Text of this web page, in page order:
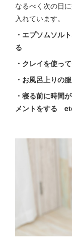
なるべく次の日
入れています。
・エプソムソル
る
・クレイを使っ
・お風呂上りの
・寝る前に時間
メントをする